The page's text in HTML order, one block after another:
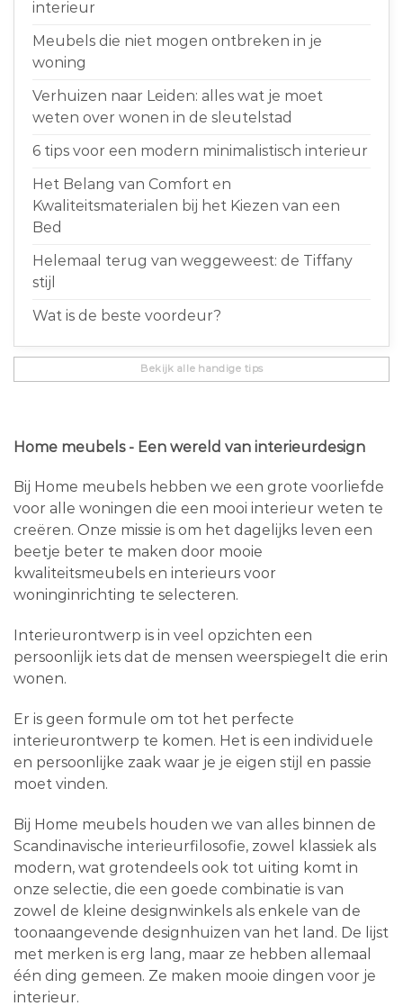
interieur
Meubels die niet mogen ontbreken in je
woning
Verhuizen naar Leiden: alles wat je moet
weten over wonen in de sleutelstad
6 tips voor een modern minimalistisch interieur
Het Belang van Comfort en
Kwaliteitsmaterialen bij het Kiezen van een
Bed
Helemaal terug van weggeweest: de Tiffany
stijl
Wat is de beste voordeur?
Bekijk alle handige tips
Home meubels - Een wereld van interieurdesign
Bij Home meubels hebben we een grote voorliefde
voor alle woningen die een mooi interieur weten te
creëren. Onze missie is om het dagelijks leven een
beetje beter te maken door mooie
kwaliteitsmeubels en interieurs voor
woninginrichting te selecteren.
Interieurontwerp is in veel opzichten een
persoonlijk iets dat de mensen weerspiegelt die erin
wonen.
Er is geen formule om tot het perfecte
interieurontwerp te komen. Het is een individuele
en persoonlijke zaak waar je je eigen stijl en passie
moet vinden.
Bij Home meubels houden we van alles binnen de
Scandinavische interieurfilosofie, zowel klassiek als
modern, wat grotendeels ook tot uiting komt in
onze selectie, die een goede combinatie is van
zowel de kleine designwinkels als enkele van de
toonaangevende designhuizen van het land. De lijst
met merken is erg lang, maar ze hebben allemaal
één ding gemeen. Ze maken mooie dingen voor je
interieur.